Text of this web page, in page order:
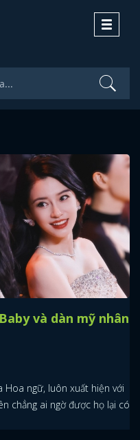
Toggle
và dàn mỹ nhân
ngữ, luôn xuất hiện với
chẳng ai ngờ được họ lại có